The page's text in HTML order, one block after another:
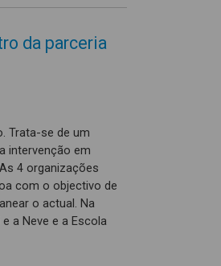
da parceria
Trata-se de um
intervenção em
4 organizações
com o objectivo de
o actual. Na
a Neve e a Escola